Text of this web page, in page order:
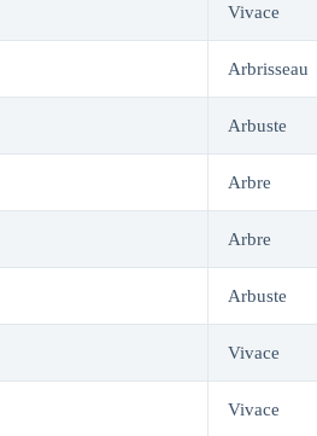
Vivace
Arbrisseau
Arbuste
Arbre
Arbre
Arbuste
Vivace
Vivace